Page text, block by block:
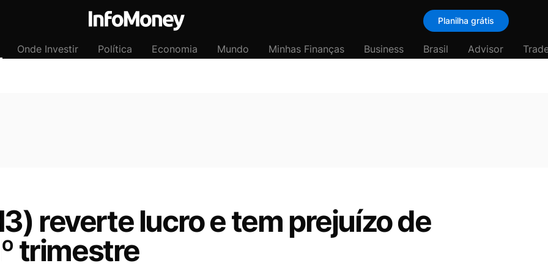
Planilha grátis
Onde Investir Política Economia Mundo Minhas Finanças Business Brasil Advisor
reverte lucro e tem prejuízo de
trimestre